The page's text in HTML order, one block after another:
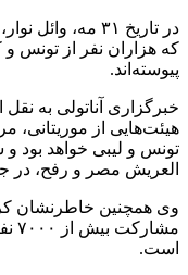
در تاریخ ۳۱
که هزاران نفر از تونس
پیوسته‌اند.
خبرگزاری آناتولی به
هیئت‌هایی از موریتانی،
تونس و لیبی خواهد بود
العریش مصر و رفح، در
است.